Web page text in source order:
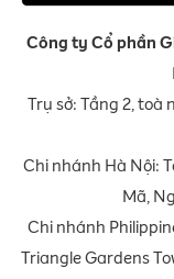
Công ty Cổ phần
Trụ sở: Tầng 2, toà
Chi nhánh Hà Nội:
Mã,
Chi nhánh
Triangle Gardens